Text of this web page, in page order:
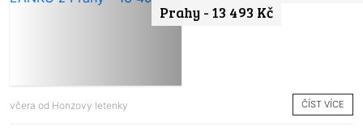
Prahy - 13 493 Kč
včera od Honzovy letenky ČÍST VÍCE